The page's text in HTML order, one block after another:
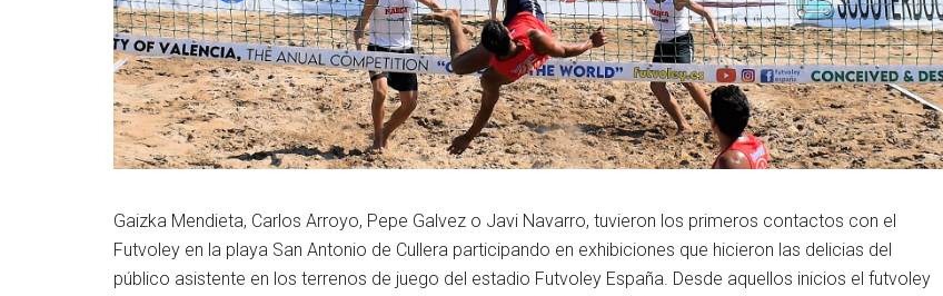
Gaizka Mendieta, Carlos Arroyo, Pepe Galvez o Javi Navarro, tuvieron los primeros contactos con el
Futvoley en la playa San Antonio de Cullera participando en exhibiciones que hicieron las delicias del
público asistente en los terrenos de juego del estadio Futvoley España. Desde aquellos inicios el futvoley